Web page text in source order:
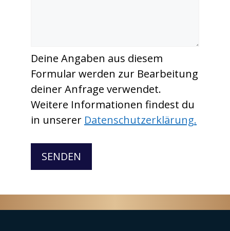
Deine Angaben aus diesem
Formular werden zur Bearbeitung
deiner Anfrage verwendet.
Weitere Informationen findest du
in unserer Datenschutzerklärung.
SENDEN